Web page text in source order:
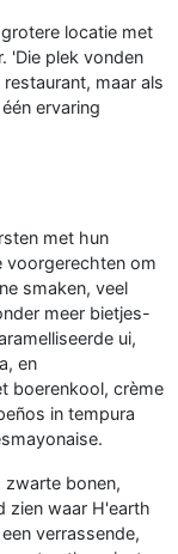
locatie met
'Die plek vonden
maar als
ervaring
met hun
voorgerechten om
smaken, veel
meer bietjes-
ui,
en
boerenkool, crème
in tempura
zwarte bonen,
zien waar H'earth
verrassende,